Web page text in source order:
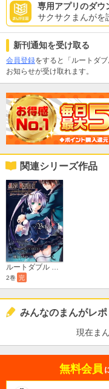
専用アプリのダウ
サクサクまんがを
新刊通知を受け取る
会員登録をすると「ルートダ
お知らせが受け取れます。
関連シリーズ作品
ルートダブル Before Crime * After Days √Before
2巻 完
みんなのまんがレポ
現在ま
無料会員